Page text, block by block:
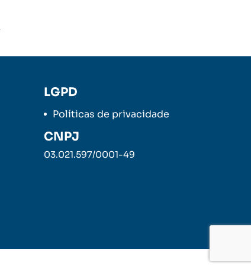
LGPD
Políticas de privacidade
CNPJ
03.021.597/0001-49